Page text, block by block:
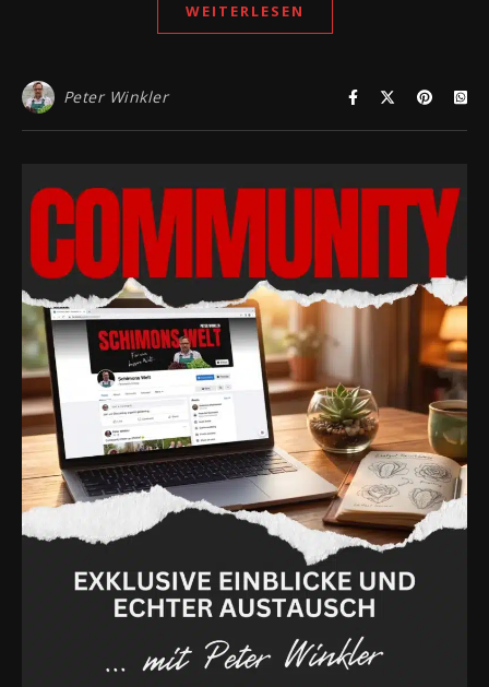
WEITERLESEN
Peter Winkler